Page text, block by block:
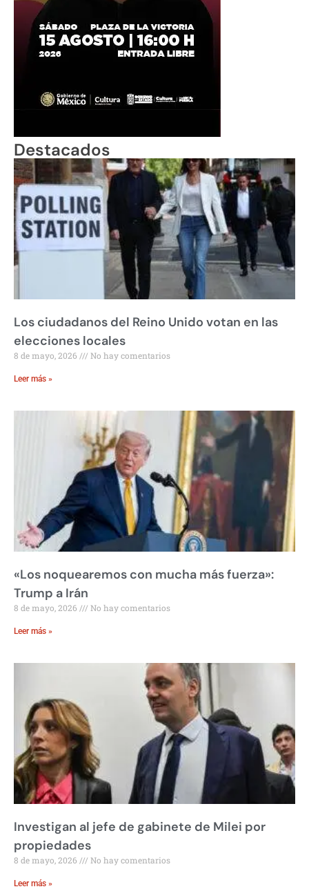
Destacados
Los ciudadanos del Reino Unido votan en las
elecciones locales
8 de mayo, 2026 No hay comentarios
Leer más »
«Los noquearemos con mucha más fuerza»:
Trump a Irán
8 de mayo, 2026 No hay comentarios
Leer más »
Investigan al jefe de gabinete de Milei por
propiedades
8 de mayo, 2026 No hay comentarios
Leer más »